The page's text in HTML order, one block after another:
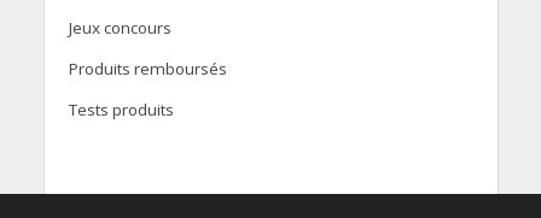
Jeux concours
Produits remboursés
Tests produits